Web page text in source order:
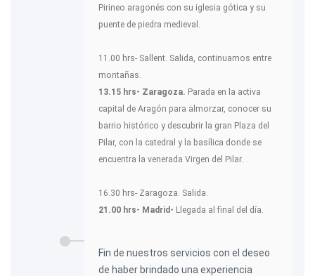
Pirineo aragonés con su iglesia gótica y su
puente de piedra medieval.
11.00 hrs- Sallent. Salida, continuamos entre
montañas.
13.15 hrs- Zaragoza. Parada en la activa
capital de Aragón para almorzar, conocer su
barrio histórico y descubrir la gran Plaza del
Pilar, con la catedral y la basílica donde se
encuentra la venerada Virgen del Pilar.
16.30 hrs- Zaragoza. Salida.
21.00 hrs- Madrid- Llegada al final del día.
Fin de nuestros servicios con el deseo
de haber brindado una experiencia